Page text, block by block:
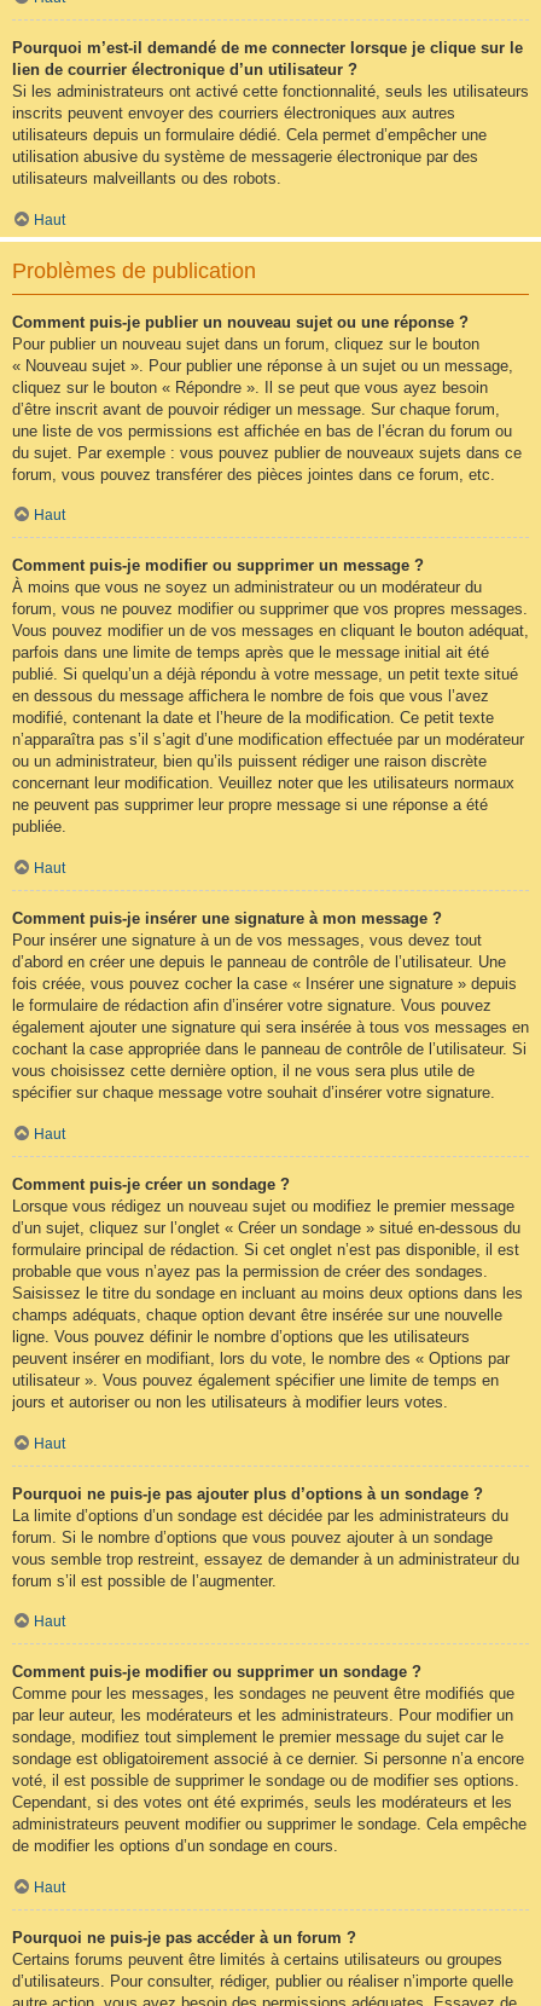
Pourquoi m’est-il demandé de me connecter lorsque je clique sur le
lien de courrier électronique d’un utilisateur ?
Si les administrateurs ont activé cette fonctionnalité, seuls les utilisateurs
inscrits peuvent envoyer des courriers électroniques aux autres
utilisateurs depuis un formulaire dédié. Cela permet d’empêcher une
utilisation abusive du système de messagerie électronique par des
utilisateurs malveillants ou des robots.
Haut
Problèmes de publication
Comment puis-je publier un nouveau sujet ou une réponse ?
Pour publier un nouveau sujet dans un forum, cliquez sur le bouton
« Nouveau sujet ». Pour publier une réponse à un sujet ou un message,
cliquez sur le bouton « Répondre ». Il se peut que vous ayez besoin
d’être inscrit avant de pouvoir rédiger un message. Sur chaque forum,
une liste de vos permissions est affichée en bas de l’écran du forum ou
du sujet. Par exemple : vous pouvez publier de nouveaux sujets dans ce
forum, vous pouvez transférer des pièces jointes dans ce forum, etc.
Haut
Comment puis-je modifier ou supprimer un message ?
À moins que vous ne soyez un administrateur ou un modérateur du
forum, vous ne pouvez modifier ou supprimer que vos propres messages.
Vous pouvez modifier un de vos messages en cliquant le bouton adéquat,
parfois dans une limite de temps après que le message initial ait été
publié. Si quelqu’un a déjà répondu à votre message, un petit texte situé
en dessous du message affichera le nombre de fois que vous l’avez
modifié, contenant la date et l’heure de la modification. Ce petit texte
n’apparaîtra pas s’il s’agit d’une modification effectuée par un modérateur
ou un administrateur, bien qu’ils puissent rédiger une raison discrète
concernant leur modification. Veuillez noter que les utilisateurs normaux
ne peuvent pas supprimer leur propre message si une réponse a été
publiée.
Haut
Comment puis-je insérer une signature à mon message ?
Pour insérer une signature à un de vos messages, vous devez tout
d’abord en créer une depuis le panneau de contrôle de l’utilisateur. Une
fois créée, vous pouvez cocher la case « Insérer une signature » depuis
le formulaire de rédaction afin d’insérer votre signature. Vous pouvez
également ajouter une signature qui sera insérée à tous vos messages en
cochant la case appropriée dans le panneau de contrôle de l’utilisateur. Si
vous choisissez cette dernière option, il ne vous sera plus utile de
spécifier sur chaque message votre souhait d’insérer votre signature.
Haut
Comment puis-je créer un sondage ?
Lorsque vous rédigez un nouveau sujet ou modifiez le premier message
d’un sujet, cliquez sur l’onglet « Créer un sondage » situé en-dessous du
formulaire principal de rédaction. Si cet onglet n’est pas disponible, il est
probable que vous n’ayez pas la permission de créer des sondages.
Saisissez le titre du sondage en incluant au moins deux options dans les
champs adéquats, chaque option devant être insérée sur une nouvelle
ligne. Vous pouvez définir le nombre d’options que les utilisateurs
peuvent insérer en modifiant, lors du vote, le nombre des « Options par
utilisateur ». Vous pouvez également spécifier une limite de temps en
jours et autoriser ou non les utilisateurs à modifier leurs votes.
Haut
Pourquoi ne puis-je pas ajouter plus d’options à un sondage ?
La limite d’options d’un sondage est décidée par les administrateurs du
forum. Si le nombre d’options que vous pouvez ajouter à un sondage
vous semble trop restreint, essayez de demander à un administrateur du
forum s’il est possible de l’augmenter.
Haut
Comment puis-je modifier ou supprimer un sondage ?
Comme pour les messages, les sondages ne peuvent être modifiés que
par leur auteur, les modérateurs et les administrateurs. Pour modifier un
sondage, modifiez tout simplement le premier message du sujet car le
sondage est obligatoirement associé à ce dernier. Si personne n’a encore
voté, il est possible de supprimer le sondage ou de modifier ses options.
Cependant, si des votes ont été exprimés, seuls les modérateurs et les
administrateurs peuvent modifier ou supprimer le sondage. Cela empêche
de modifier les options d’un sondage en cours.
Haut
Pourquoi ne puis-je pas accéder à un forum ?
Certains forums peuvent être limités à certains utilisateurs ou groupes
d’utilisateurs. Pour consulter, rédiger, publier ou réaliser n’importe quelle